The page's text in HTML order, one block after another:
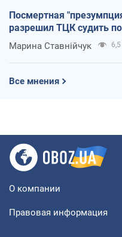
Посмертная
разрешил ТЦК судить
Марина Ставнійчук 6,5
Все мнения
О компании
Правовая информация